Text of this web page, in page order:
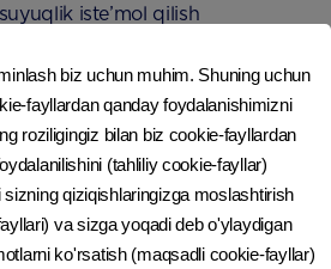
iste’mol qilish
saqlashga yordam beradi 4.
alomatlari
birini his qilsangiz, ehtimol
kuzatilmoqda5:
biz uchun muhim. Shuning uchun
fayllardan qanday foydalanishimizni
roziligingiz bilan biz cookie-fayllardan
(tahliliy cookie-fayllar)
qiziqishlaringizga moslashtirish
va sizga yoqadi deb o'ylaydigan
ko'rsatish (maqsadli cookie-fayllar)